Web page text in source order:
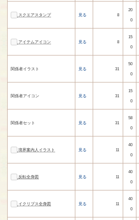
スクエアスタンプ 見る 8
20
0
アイテムアイコン 見る 8
15
0
関係者イラスト 見る 31
50
0
関係者アイコン 見る 31
15
0
関係者セット 見る 31
58
0
境界案内人イラスト 見る 11
40
0
反転全身図 見る 11
40
0
イクリプス全身図 見る 11
40
0